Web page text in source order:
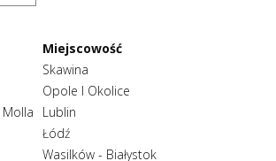
Miejscowość
Skawina
Opole I Okolice
Molla Lublin
Łódź
Wasilków - Białystok